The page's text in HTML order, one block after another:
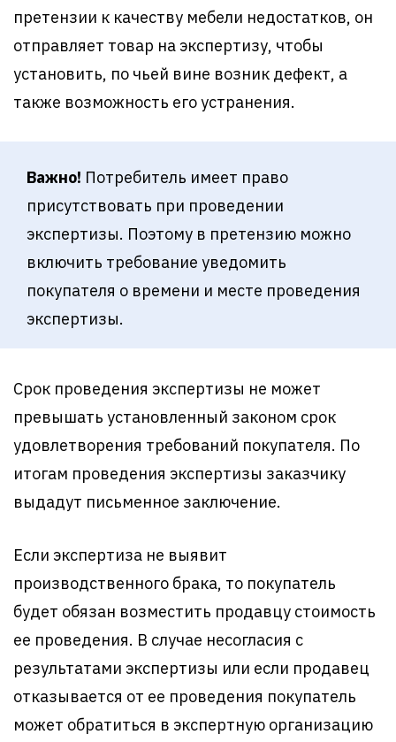
претензии к качеству мебели недостатков, он
отправляет товар на экспертизу, чтобы
установить, по чьей вине возник дефект, а
также возможность его устранения.
Важно! Потребитель имеет право
присутствовать при проведении
экспертизы. Поэтому в претензию можно
включить требование уведомить
покупателя о времени и месте проведения
экспертизы.
Срок проведения экспертизы не может
превышать установленный законом срок
удовлетворения требований покупателя. По
итогам проведения экспертизы заказчику
выдадут письменное заключение.
Если экспертиза не выявит
производственного брака, то покупатель
будет обязан возместить продавцу стоимость
ее проведения. В случае несогласия с
результатами экспертизы или если продавец
отказывается от ее проведения покупатель
может обратиться в экспертную организацию